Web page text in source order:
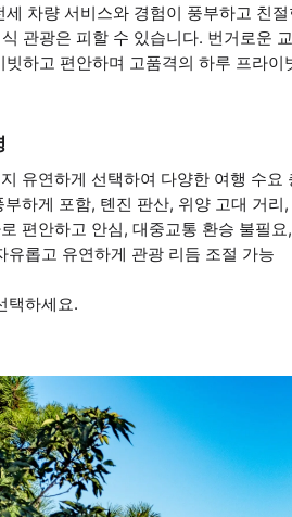
세 차량 서비스와 경험이 풍부하고 친
관광은 피할 수 있습니다. 번거로운
빗하고 편안하며 고품격의 하루 프라
유연하게 선택하여 다양한 여행 수요
하게 포함, 톈진 판산, 위양 고대 거리
편안하고 안심, 대중교통 환승 불필
유롭고 유연하게 관광 리듬 조절 가능
택하세요.